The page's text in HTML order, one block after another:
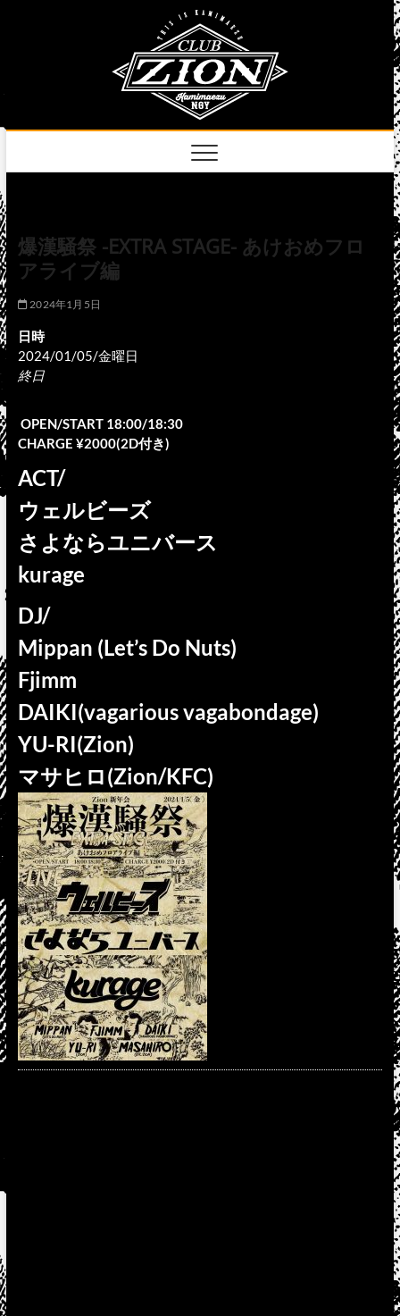
爆漢騒祭 -EXTRA STAGE- あけおめフロ
アライブ編
2024年1月5日
日時
2024/01/05/金曜日
終日
OPEN/START 18:00/18:30
CHARGE ¥2000(2D付き)
ACT/
ウェルビーズ
さよならユニバース
kurage
DJ/
Mippan (Let’s Do Nuts)
Fjimm
DAIKI(vagarious vagabondage)
YU-RI(Zion)
マサヒロ(Zion/KFC)